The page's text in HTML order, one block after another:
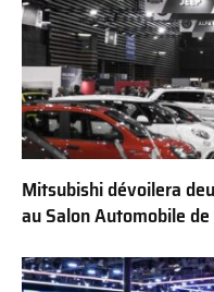
Mitsubishi dévoilera
au Salon Automobile